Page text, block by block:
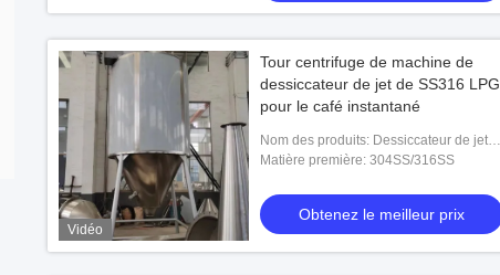
Vidéo
Tour centrifuge de machine de
dessiccateur de jet de SS316 LPG
pour le café instantané
Nom des produits: Dessiccateur de jet
de LPG pour le café soluble
Matière première: 304SS/316SS
Obtenez le meilleur prix